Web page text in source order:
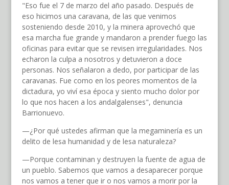
"Eso fue el 7 de marzo del año pasado. Después de
eso hicimos una caravana, de las que venimos
sosteniendo desde 2010, y la minera aprovechó que
esa marcha fue grande y mandaron a prender fuego las
oficinas para evitar que se revisen irregularidades. Nos
echaron la culpa a nosotros y detuvieron a doce
personas. Nos señalaron a dedo, por participar de las
caravanas. Fue como en los peores momentos de la
dictadura, yo viví esa época y siento mucho dolor por
lo que nos hacen a los andalgalenses", denuncia
Barrionuevo.
—¿Por qué ustedes afirman que la megaminería es un
delito de lesa humanidad y de lesa naturaleza?
—Porque contaminan y destruyen la fuente de agua de
un pueblo. Sabemos que vamos a desaparecer porque
nos vamos a tener que ir o nos vamos a morir por la